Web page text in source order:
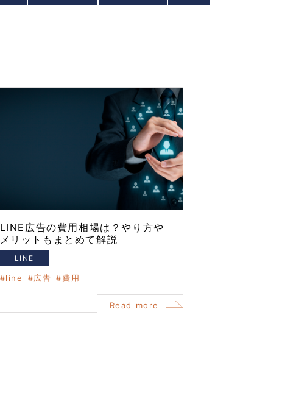
LINE広告の費用相場は？やり方や
メリットもまとめて解説
LINE
line 広告 費用
Read more